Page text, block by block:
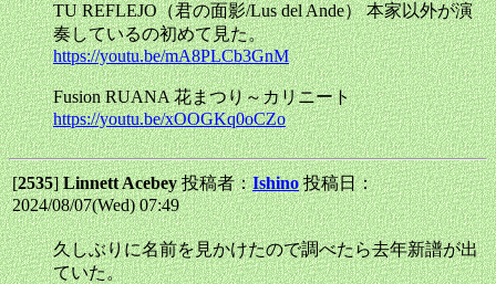
TU REFLEJO（君の面影/Lus del Ande） 本家以外が演
奏しているの初めて見た。
https://youtu.be/mA8PLCb3GnM
Fusion RUANA 花まつり～カリニート
https://youtu.be/xOOGKq0oCZo
[2535]Linnett Acebey投稿者：Ishino 投稿日：
2024/08/07(Wed) 07:49
久しぶりに名前を見かけたので調べたら去年新譜が出
ていた。